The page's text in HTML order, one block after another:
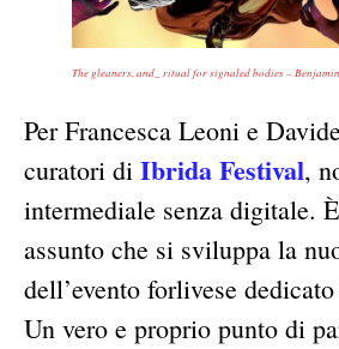
The gleaners, and_ ritual for signaled bodies –
Per Francesca Leoni e
curatori di Ibrida Festival,
intermediale senza digitale.
assunto che si sviluppa la
dell’evento forlivese
Un vero e proprio punto di